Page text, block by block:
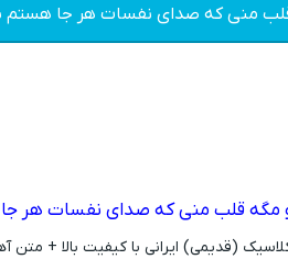
منی که صدای نفسات هر جا هستم
مگه قلب منی که صدای نفسات هر
(قدیمی) ایرانی با کیفیت بالا + متن